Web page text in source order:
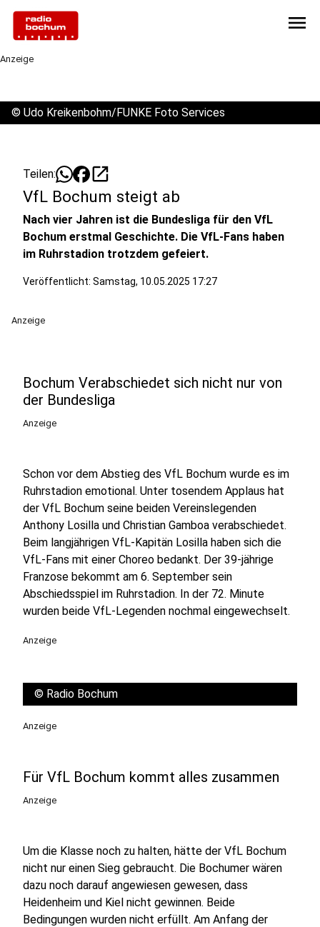
menu
Anzeige
© Udo Kreikenbohm/FUNKE Foto Services
Teilen: open_in_new
VfL Bochum steigt ab
Nach vier Jahren ist die Bundesliga für den VfL
Bochum erstmal Geschichte. Die VfL-Fans haben
im Ruhrstadion trotzdem gefeiert.
Veröffentlicht: Samstag, 10.05.2025 17:27
Anzeige
Bochum Verabschiedet sich nicht nur von
der Bundesliga
Anzeige
Schon vor dem Abstieg des VfL Bochum wurde es im
Ruhrstadion emotional. Unter tosendem Applaus hat
der VfL Bochum seine beiden Vereinslegenden
Anthony Losilla und Christian Gamboa verabschiedet.
Beim langjährigen VfL-Kapitän Losilla haben sich die
VfL-Fans mit einer Choreo bedankt. Der 39-jährige
Franzose bekommt am 6. September sein
Abschiedsspiel im Ruhrstadion. In der 72. Minute
wurden beide VfL-Legenden nochmal eingewechselt.
Anzeige
© Radio Bochum
Anzeige
Für VfL Bochum kommt alles zusammen
Anzeige
Um die Klasse noch zu halten, hätte der VfL Bochum
nicht nur einen Sieg gebraucht. Die Bochumer wären
dazu noch darauf angewiesen gewesen, dass
Heidenheim und Kiel nicht gewinnen. Beide
Bedingungen wurden nicht erfüllt. Am Anfang der